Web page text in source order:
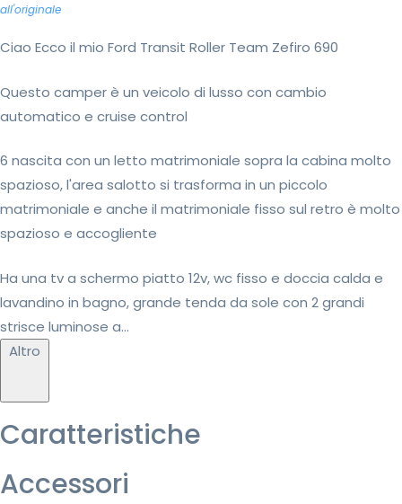
all'originale
Ciao Ecco il mio Ford Transit Roller Team Zefiro 690
Questo camper è un veicolo di lusso con cambio
automatico e cruise control
6 nascita con un letto matrimoniale sopra la cabina molto
spazioso, l'area salotto si trasforma in un piccolo
matrimoniale e anche il matrimoniale fisso sul retro è molto
spazioso e accogliente
Ha una tv a schermo piatto 12v, wc fisso e doccia calda e
lavandino in bagno, grande tenda da sole con 2 grandi
strisce luminose a...
Altro
Caratteristiche
Accessori